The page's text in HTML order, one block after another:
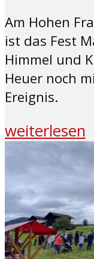
Am Hohen
ist das Fest
Himmel und
Heuer noch
Ereignis.
weiterlesen